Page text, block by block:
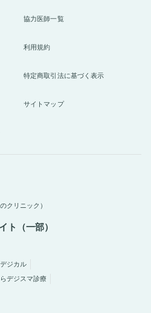
協力医師一覧
利用規約
特定商取引法に基づく表示
サイトマップ
クリニック）
ト（一部）
ジカル
デジスマ診療